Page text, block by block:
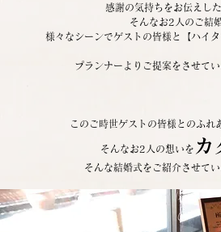
感謝の気持ちをお伝えし
そんなお2人のご結
様々なシーンでゲストの皆様と【ハイ
プランナーよりご提案をさせてい
このご時世ゲストの皆様とのふれ
そんなお2人の想いを カ
そんな結婚式をご紹介させてい